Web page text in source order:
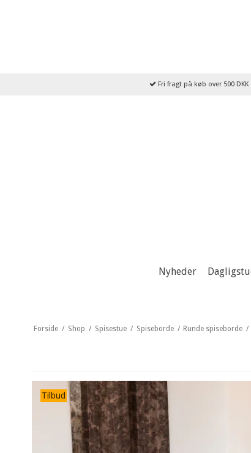
Fri fragt på køb over 500 DKK
Nyheder
Forside / Shop / Spisestue / Spiseborde / Runde spiseborde /
Tilbud